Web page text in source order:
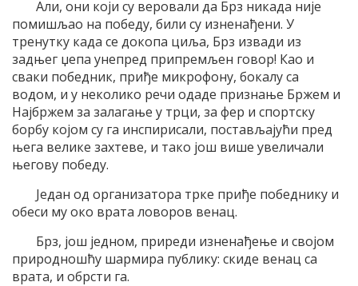
Али, они који су веровали да Брз никада није
помишљао на победу, били су изненађени. У
тренутку када се докопа циља, Брз извади из
задњег џепа унепред припремљен говор! Као и
сваки победник, приђе микрофону, бокалу са
водом, и у неколико речи одаде признање Бржем и
Најбржем за залагање у трци, за фер и спортску
борбу којом су га инспирисали, постављајући пред
њега велике захтеве, и тако још више увеличали
његову победу.
Један од организатора трке приђе победнику и
обеси му око врата ловоров венац.
Брз, још једном, приреди изненађење и својом
природношћу шармира публику: скиде венац са
врата, и обрсти га.